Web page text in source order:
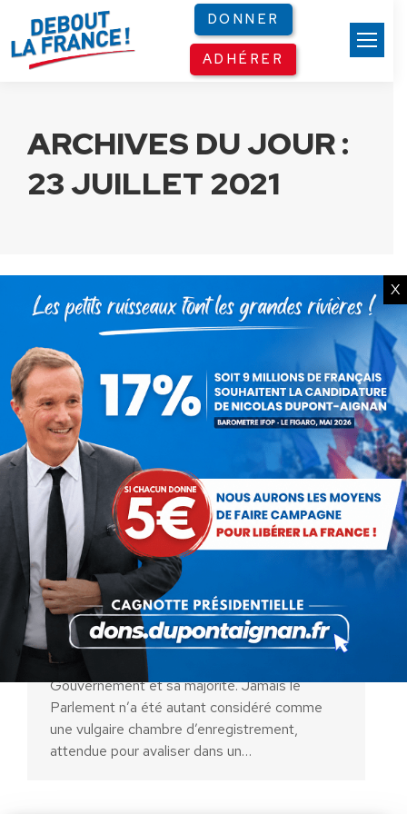
DONNER
ADHÉRER
ARCHIVES DU JOUR :
23 JUILLET 2021
Nicolas Dupont-Aignan réagit
au vote du passe sanitaire à
l’Assemblée Nationale
Communiqués ParNicolas Dupont-Aignan
23 juillet 2021
Jamais le peuple n’a été autant méprisé par un
Gouvernement et sa majorité. Jamais le
Parlement n’a été autant considéré comme
une vulgaire chambre d’enregistrement,
attendue pour avaliser dans un…
X
Panneau de gestion des cookies